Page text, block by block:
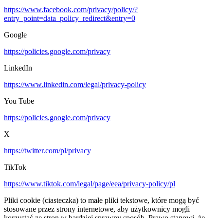
https://www.facebook.com/privacy/policy/?
entry_point=data_policy_redirect&entry=0
Google
https://policies.google.com/privacy
LinkedIn
https://www.linkedin.com/legal/privacy-policy
You Tube
https://policies.google.com/privacy
X
https://twitter.com/pl/privacy
TikTok
https://www.tiktok.com/legal/page/eea/privacy-policy/pl
Pliki cookie (ciasteczka) to małe pliki tekstowe, które mogą być
stosowane przez strony internetowe, aby użytkownicy mogli